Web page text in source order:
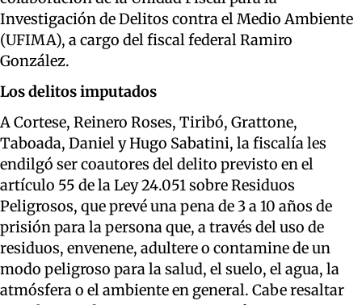
Investigación de Delitos contra el Medio Ambiente
(UFIMA), a cargo del fiscal federal Ramiro
González.
Los delitos imputados
A Cortese, Reinero Roses, Tiribó, Grattone,
Taboada, Daniel y Hugo Sabatini, la fiscalía les
endilgó ser coautores del delito previsto en el
artículo 55 de la Ley 24.051 sobre Residuos
Peligrosos, que prevé una pena de 3 a 10 años de
prisión para la persona que, a través del uso de
residuos, envenene, adultere o contamine de un
modo peligroso para la salud, el suelo, el agua, la
atmósfera o el ambiente en general. Cabe resaltar